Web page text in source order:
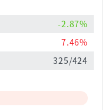
-2.87%
7.46%
325/424